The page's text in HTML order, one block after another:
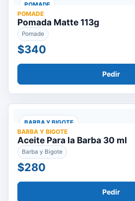
POMADE
POMADE
Pomada Matte 113g
Pomade
$340
Pedir
BARBA Y BIGOTE
BARBA Y BIGOTE
Aceite Para la Barba 30 ml
Barba y Bigote
$280
Pedir